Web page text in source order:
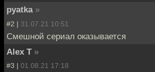
pyatka »
#2 | 31.07.21 10:51
Смешной сериал оказывается
Alex T »
#3 | 01.08.21 17:18